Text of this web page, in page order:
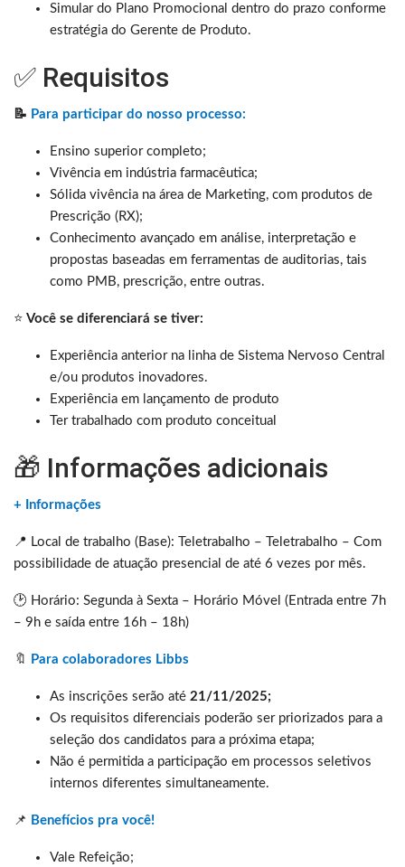
Simular do Plano Promocional dentro do prazo conforme
estratégia do Gerente de Produto.
✅ Requisitos
📝 Para participar do nosso processo:
Ensino superior completo;
Vivência em indústria farmacêutica;
Sólida vivência na área de Marketing, com produtos de
Prescrição (RX);
Conhecimento avançado em análise, interpretação e
propostas baseadas em ferramentas de auditorias, tais
como PMB, prescrição, entre outras.
⭐ Você se diferenciará se tiver:
Experiência anterior na linha de Sistema Nervoso Central
e/ou produtos inovadores.
Experiência em lançamento de produto
Ter trabalhado com produto conceitual
🎁 Informações adicionais
+ Informações
📍 Local de trabalho (Base): Teletrabalho – Teletrabalho – Com
possibilidade de atuação presencial de até 6 vezes por mês.
🕑 Horário: Segunda à Sexta – Horário Móvel (Entrada entre 7h
– 9h e saída entre 16h – 18h)
🔖 Para colaboradores Libbs
As inscrições serão até 21/11/2025;
Os requisitos diferenciais poderão ser priorizados para a
seleção dos candidatos para a próxima etapa;
Não é permitida a participação em processos seletivos
internos diferentes simultaneamente.
📌 Benefícios pra você!
Vale Refeição;